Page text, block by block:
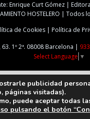
Enrique Curt Gómez |
HOSTELERO |
de Cookies Política de
1º 2ª. 08008 Barcelona |
Select Language ▼
publicidad
páginas visitadas).
puede aceptar todas
pulsando el botón